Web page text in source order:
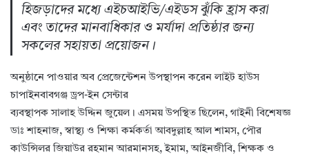
হিজড়াদের মধ্যে এইচআইভি/এইডস ঝুঁকি হ্রাস করা
এবং তাদের মানবাধিকার ও মর্যাদা প্রতিষ্ঠার জন্য
সকলের সহায়তা প্রয়োজন।
অনুষ্ঠানে পাওয়ার অব প্রেজেন্টেশন উপস্থাপন করেন লাইট হাউস
চাপাইনবাবগঞ্জ ড্রপ-ইন সেন্টার
ব্যবস্থাপক সালাহ উদ্দিন জুয়েল। এসময় উপস্থিত ছিলেন, গাইনী বিশেষজ্ঞ
ডাঃ শাহনাজ, স্বাস্থ্য ও শিক্ষা কর্মকর্তা আবদুল্লাহ আল শামস, পৌর
কাউন্সিলর জিয়াউর রহমান আরমানসহ, ইমাম, আইনজীবি, শিক্ষক ও